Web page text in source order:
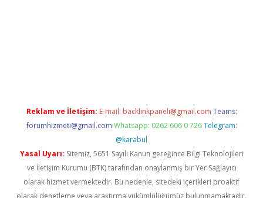
Reklam ve İletişim: E-mail: backlinkpaneli@gmail.com Teams:
forumhizmeti@gmail.com Whatsapp: 0262 606 0 726 Telegram:
@karabul
Yasal Uyarı: Sitemiz, 5651 Sayılı Kanun gereğince Bilgi Teknolojileri
ve İletişim Kurumu (BTK) tarafından onaylanmış bir Yer Sağlayıcı
olarak hizmet vermektedir. Bu nedenle, sitedeki içerikleri proaktif
olarak denetleme veya araştırma yükümlülüğümüz bulunmamaktadır.